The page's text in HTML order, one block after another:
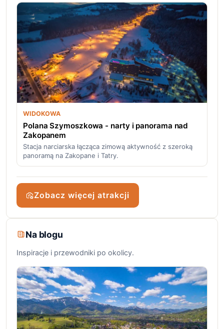
WIDOKOWA
Polana Szymoszkowa - narty i panorama nad
Zakopanem
Stacja narciarska łącząca zimową aktywność z szeroką
panoramą na Zakopane i Tatry.
Zobacz więcej atrakcji
Na blogu
Inspiracje i przewodniki po okolicy.